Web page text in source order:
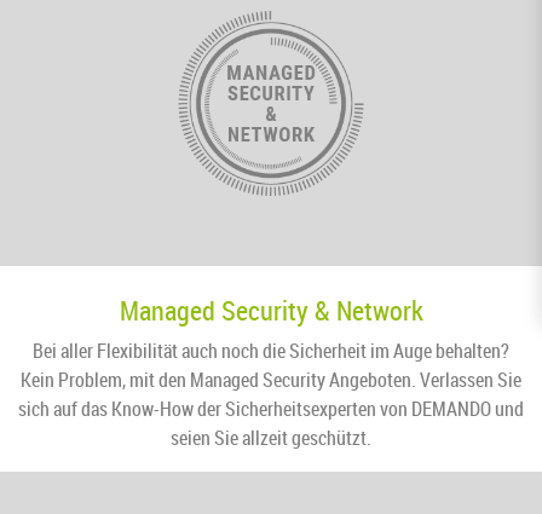
Managed Security & Network
Bei aller Flexibilität auch noch die Sicherheit im Auge behalten?
Kein Problem, mit den Managed Security Angeboten. Verlassen Sie
sich auf das Know-How der Sicherheitsexperten von DEMANDO und
seien Sie allzeit geschützt.